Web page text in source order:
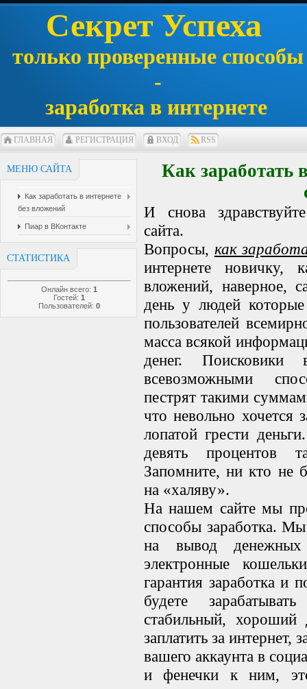
Секрет Успеха
только проверенные способы
-
заработка в интернете
ГЛАВНАЯ РЕГИСТРАЦИЯ ВХОД RSS
МЕНЮ САЙТА
Как заработать в интернете
без вложений
Пиар в ВКонтакте
СТАТИСТИКА
Онлайн всего: 1
Гостей: 1
Пользователей: 0
Как заработать
И снова
сайта.
Вопросы, как
интернете новичку,
вложений, наверное,
день у людей
пользователей
масса всякой
денег.
всевозможными
пестрят такими
что невольно хочется
лопатой грести
девять процентов
Запомните, ни кто не
на «халяву».
На нашем сайте мы
способы заработка.
на вывод
электронные
гарантия заработка и
будете
стабильный, хороший
заплатить за интернет,
вашего аккаунта в
и фенечки к ним,